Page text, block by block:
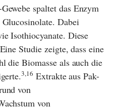
spaltet das Enzym
Dabei
Isothiocyanate. Diese
Studie zeigte, dass eine
die Biomasse als auch die
3,16 Extrakte aus Pak-
von
von